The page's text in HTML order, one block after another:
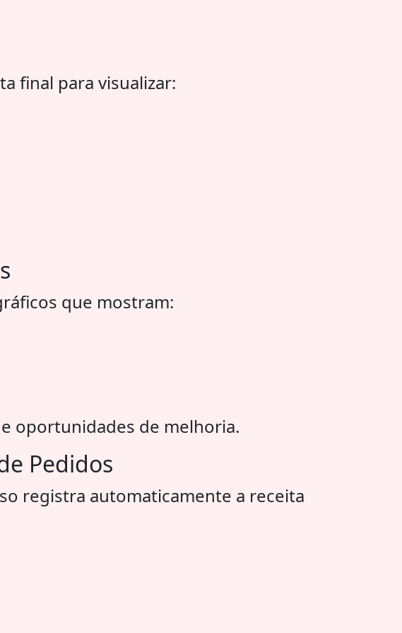
final para visualizar:
que mostram:
oportunidades de melhoria.
Pedidos
registra automaticamente a receita